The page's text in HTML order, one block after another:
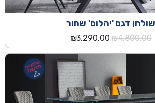
שולחן דגם 'יהלום' שחור
₪4,800.00
המחיר
המקורי
היה:
₪4,800.00.
₪3,290.00
הנוכחי
הוא:
₪3,290.00.